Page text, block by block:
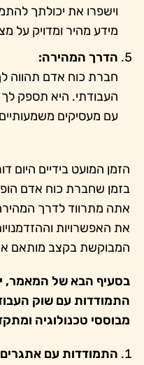
וישפרו את יכולתך
מידע מהיר ומדויק על
הדרך המהירה:
חברת כוח אדם תהווה
העבודתי. היא תספק לך
עם מעסיקים
הזמן המועט בידיים היום
בזמן שחברת כוח אדם
אתה מתרווד לדרך
את האפשרויות
המבוקשת בקצב מותאם
בסעיף הבא של המאמר,
התמודדות עם שוק
מבוססי טכנולוגיה
התמודדות עם